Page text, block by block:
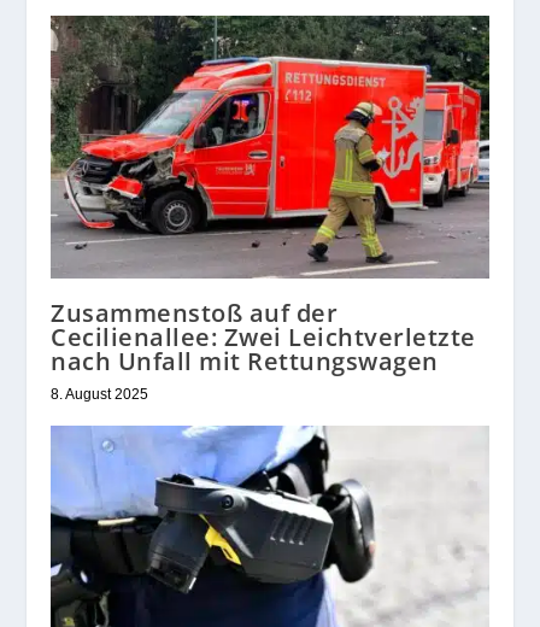
Zusammenstoß auf der
Cecilienallee: Zwei Leichtverletzte
nach Unfall mit Rettungswagen
8. August 2025